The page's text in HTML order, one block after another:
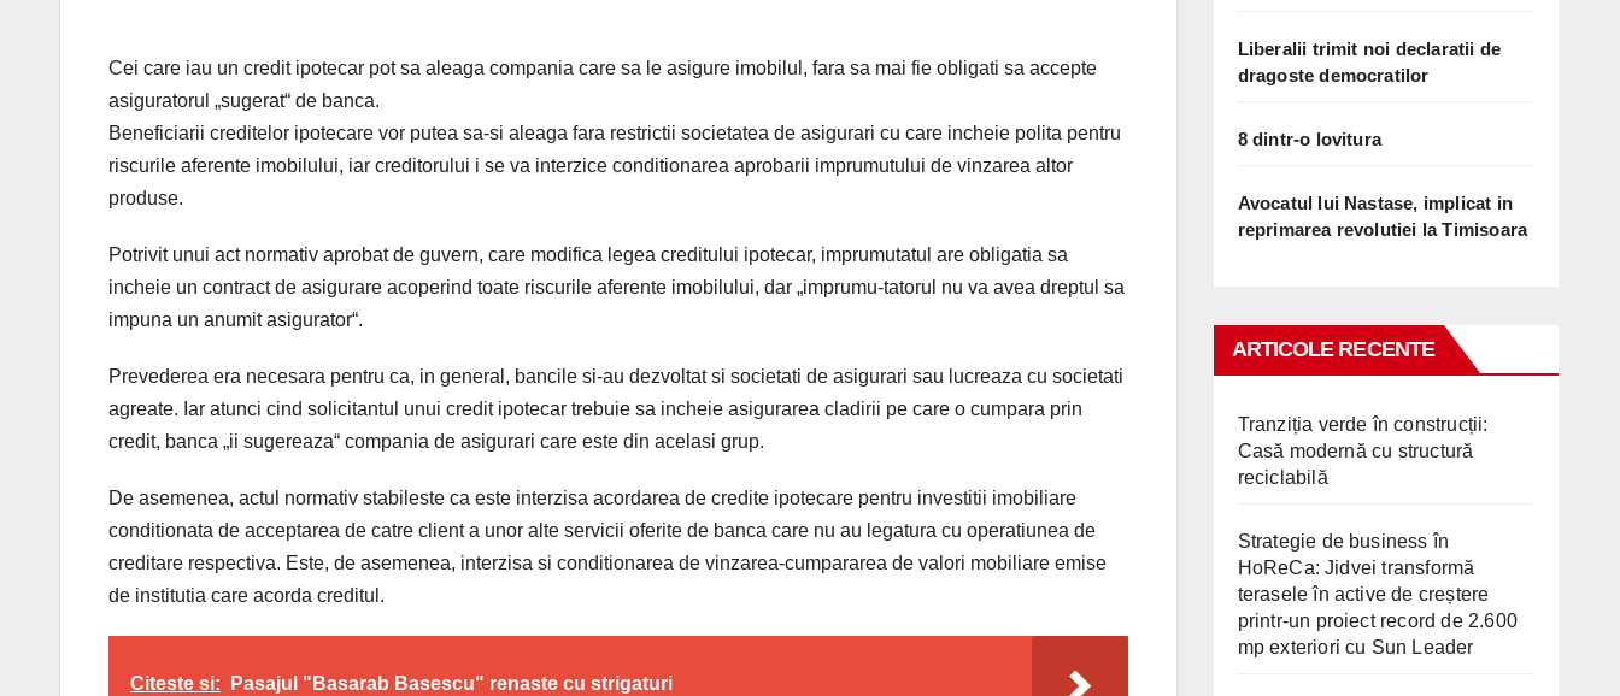
Cei care iau un credit ipotecar pot sa aleaga compania care sa le asigure imobilul, fara sa mai fie obligati sa accepte
asiguratorul „sugerat“ de banca.
Beneficiarii creditelor ipotecare vor putea sa-si aleaga fara restrictii societatea de asigurari cu care incheie polita pentru
riscurile aferente imobilului, iar creditorului i se va interzice conditionarea aprobarii imprumutului de vinzarea altor
produse.
Potrivit unui act normativ aprobat de guvern, care modifica legea creditului ipotecar, imprumutatul are obligatia sa
incheie un contract de asigurare acoperind toate riscurile aferente imobilului, dar „imprumu-tatorul nu va avea dreptul sa
impuna un anumit asigurator“.
Prevederea era necesara pentru ca, in general, bancile si-au dezvoltat si societati de asigurari sau lucreaza cu societati
agreate. Iar atunci cind solicitantul unui credit ipotecar trebuie sa incheie asigurarea cladirii pe care o cumpara prin
credit, banca „ii sugereaza“ compania de asigurari care este din acelasi grup.
De asemenea, actul normativ stabileste ca este interzisa acordarea de credite ipotecare pentru investitii imobiliare
conditionata de acceptarea de catre client a unor alte servicii oferite de banca care nu au legatura cu operatiunea de
creditare respectiva. Este, de asemenea, interzisa si conditionarea de vinzarea-cumpararea de valori mobiliare emise
de institutia care acorda creditul.
Citeste si: Pasajul "Basarab Basescu" renaste cu strigaturi
Liberalii trimit noi declaratii de
dragoste democratilor
8 dintr-o lovitura
Avocatul lui Nastase, implicat in
reprimarea revolutiei la Timisoara
ARTICOLE RECENTE
Tranziția verde în construcții:
Casă modernă cu structură
reciclabilă
Strategie de business în
HoReCa: Jidvei transformă
terasele în active de creștere
printr-un proiect record de 2.600
mp exteriori cu Sun Leader